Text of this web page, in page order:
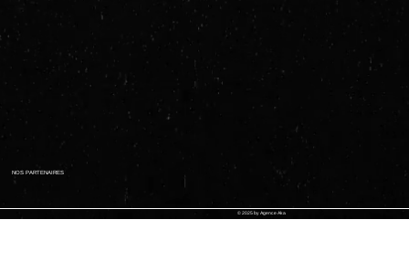
NOS PARTENAIRES
© 2025 by Agence Aka